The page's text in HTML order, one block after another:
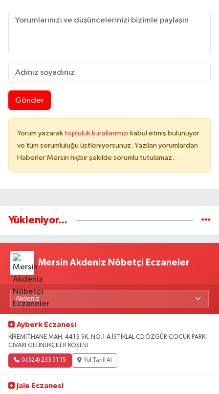
Gönder
Yorum yazarak topluluk kurallarımızı kabul etmiş bulunuyor
ve tüm sorumluluğu üstleniyorsunuz. Yazılan yorumlardan
Haberler Mersin hiçbir şekilde sorumlu tutulamaz.
Yükleniyor...
Mersin Akdeniz Nöbetçi Eczaneler
Ayberk Eczanesi
KİREMİTHANE MAH. 4413 SK. NO:1 A İSTİKLAL CD.ÖZGÜR ÇOCUK PARKI
CİVARI GELİNLİKÇİLER KÖŞESİ
0 (324) 233 51 15 Yol Tarifi Al
Jale Eczanesi